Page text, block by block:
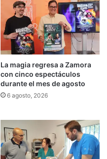
La magia regresa a Zamora
con cinco espectáculos
durante el mes de agosto
6 agosto, 2026